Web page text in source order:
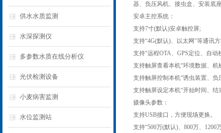
供水水质监测
水深探测仪
多参数水质在线分析仪
光伏检测设备
小麦病害监测
水位监测站
器、负压风机、接虫盒、安装底
安卓主控系统：
支持7寸(默认)安卓触控屏;
支持“4G(默认)、以太网"等通讯
支持“远程OTA、GPS定位、自
支持触屏查看本机“环境数据、
支持触屏控制本机“诱虫装置、
支持触屏设定本机“开始时间、
摄像头参数：
支持USB接口，方便现场更换。
支持“500万(默认)、800万、